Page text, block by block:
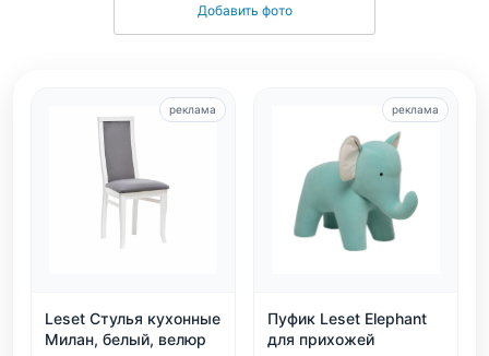
Добавить фото
Leset Стулья кухонные
Милан, белый, велюр
реклама
Пуфик Leset Elephant
для прихожей
реклама